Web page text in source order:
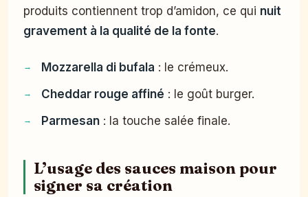
produits contiennent trop d’amidon, ce qui nuit
gravement à la qualité de la fonte.
Mozzarella di bufala : le crémeux.
Cheddar rouge affiné : le goût burger.
Parmesan : la touche salée finale.
L’usage des sauces maison pour
signer sa création